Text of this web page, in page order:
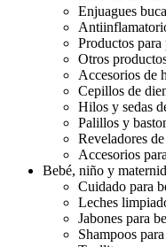
Enjuagues
Productos para
Otros
Accesorios de
Cepillos de
Hilos y sedas
Palillos y
Reveladores
Accesorios
Bebé, niño y
Cuidado para
Leches
Jabones para
Shampoos